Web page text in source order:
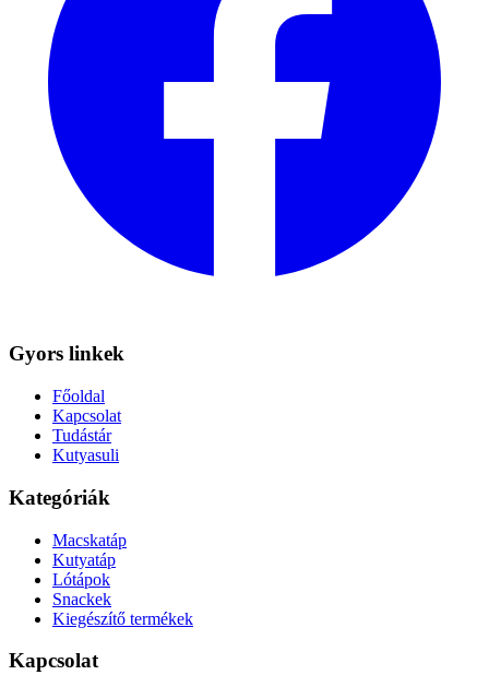
Gyors linkek
Főoldal
Kapcsolat
Tudástár
Kutyasuli
Kategóriák
Macskatáp
Kutyatáp
Lótápok
Snackek
Kiegészítő termékek
Kapcsolat